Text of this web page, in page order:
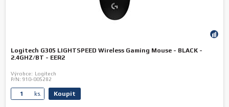
Logitech G305 LIGHTSPEED Wireless Gaming Mouse - BLACK -
2.4GHZ/BT - EER2
Výrobce: Logitech
P/N: 910-005282
ks. Koupit